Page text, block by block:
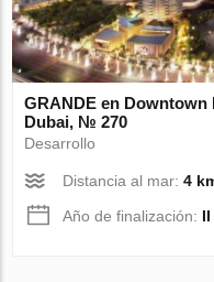
GRANDE en
Dubai, № 270
Desarrollo
Distancia al mar:4
Año de finalización: